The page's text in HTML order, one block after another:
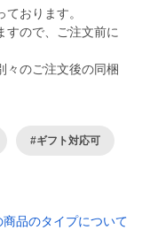
おります。
すので、ご注文前に
々のご注文後の同梱
#ギフト対応可
商品のタイプについて